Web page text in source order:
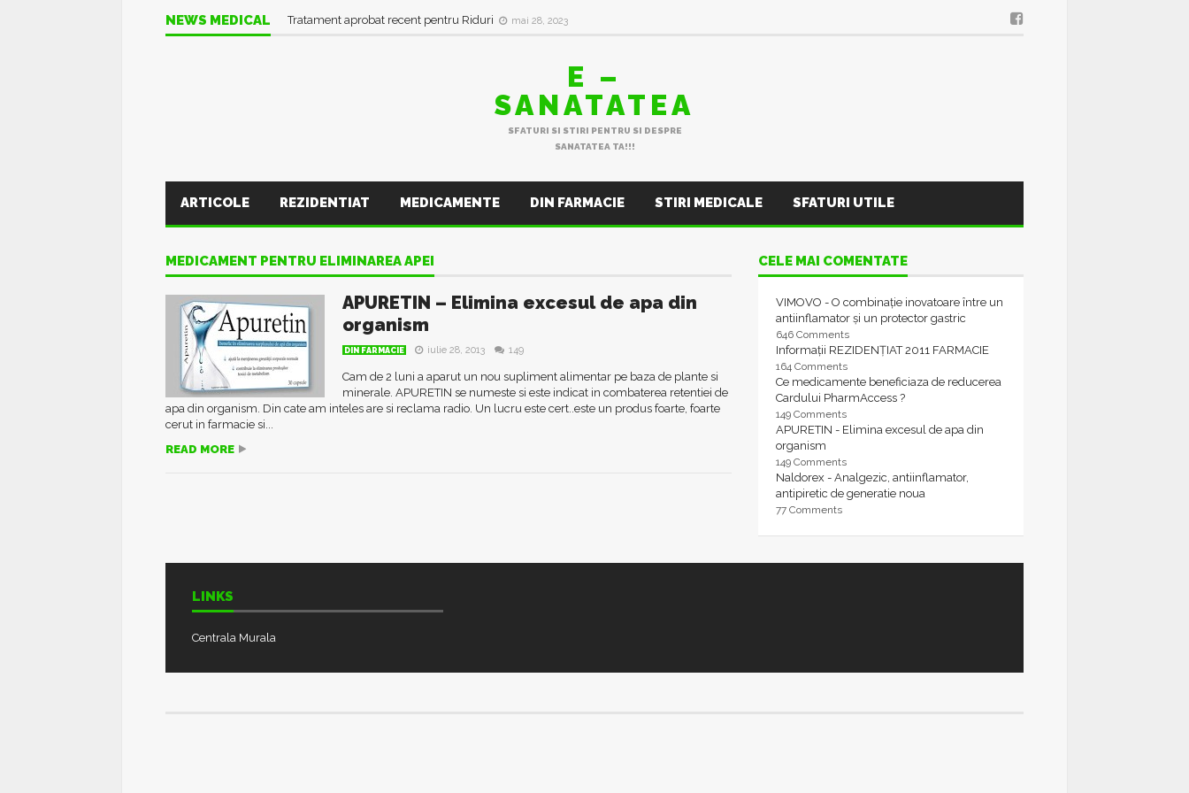
NEWS MEDICAL Tratament aprobat recent pentru Riduri mai 28, 2023
E –
SANATATEA
SFATURI SI STIRI PENTRU SI DESPRE
SANATATEA TA!!!
ARTICOLE REZIDENTIAT MEDICAMENTE DIN FARMACIE STIRI MEDICALE SFATURI UTILE
MEDICAMENT PENTRU ELIMINAREA APEI
APURETIN – Elimina excesul de apa din
organism
DIN FARMACIE iulie 28, 2013 149
Cam de 2 luni a aparut un nou supliment alimentar pe baza de plante si
minerale. APURETIN se numeste si este indicat in combaterea retentiei de
apa din organism. Din cate am inteles are si reclama radio. Un lucru este cert..este un produs foarte, foarte
cerut in farmacie si...
READ MORE
CELE MAI COMENTATE
VIMOVO - O combinație inovatoare între un
antiinflamator și un protector gastric
646 Comments
Informații REZIDENȚIAT 2011 FARMACIE
164 Comments
Ce medicamente beneficiaza de reducerea
Cardului PharmAccess ?
149 Comments
APURETIN - Elimina excesul de apa din
organism
149 Comments
Naldorex - Analgezic, antiinflamator,
antipiretic de generatie noua
77 Comments
LINKS
Centrala Murala